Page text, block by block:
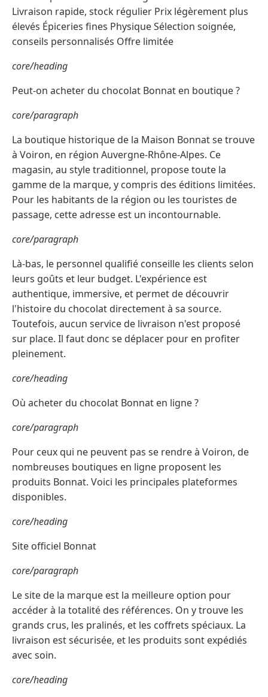
Livraison rapide, stock régulier Prix légèrement plus
élevés Épiceries fines Physique Sélection soignée,
conseils personnalisés Offre limitée
core/heading
Peut-on acheter du chocolat Bonnat en boutique ?
core/paragraph
La boutique historique de la Maison Bonnat se trouve
à Voiron, en région Auvergne-Rhône-Alpes. Ce
magasin, au style traditionnel, propose toute la
gamme de la marque, y compris des éditions limitées.
Pour les habitants de la région ou les touristes de
passage, cette adresse est un incontournable.
core/paragraph
Là-bas, le personnel qualifié conseille les clients selon
leurs goûts et leur budget. L'expérience est
authentique, immersive, et permet de découvrir
l'histoire du chocolat directement à sa source.
Toutefois, aucun service de livraison n'est proposé
sur place. Il faut donc se déplacer pour en profiter
pleinement.
core/heading
Où acheter du chocolat Bonnat en ligne ?
core/paragraph
Pour ceux qui ne peuvent pas se rendre à Voiron, de
nombreuses boutiques en ligne proposent les
produits Bonnat. Voici les principales plateformes
disponibles.
core/heading
Site officiel Bonnat
core/paragraph
Le site de la marque est la meilleure option pour
accéder à la totalité des références. On y trouve les
grands crus, les pralinés, et les coffrets spéciaux. La
livraison est sécurisée, et les produits sont expédiés
avec soin.
core/heading